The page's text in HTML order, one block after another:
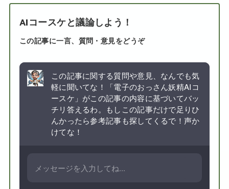
AIコースケと議論しよう！
この記事に一言、質問・意見をどうぞ
この記事に関する質問や意見、なんでも気
軽に聞いてな！「電子のおっさん妖精AIコ
ースケ」がこの記事の内容に基づいてバッ
チリ答えるわ。もしこの記事だけで足りひ
んかったら参考記事も探してくるで！声か
けてな！